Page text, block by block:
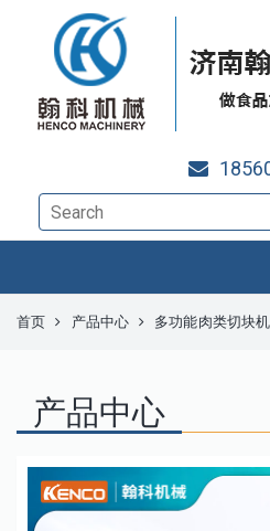
首页 产品中心 多功能肉类切块机
产品中心